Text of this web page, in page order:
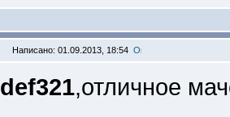
Написано: 01.09.2013, 18:54
def321,отличное